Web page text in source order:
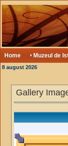
Home Muzeul de
8 august 2026
Gallery